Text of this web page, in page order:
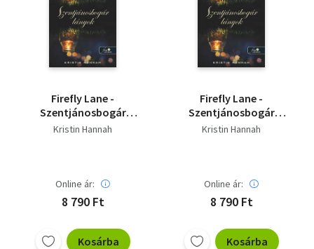
Társadalomtudomány
Természettudomány
Vallás
Firefly Lane -
Szentjánosbogár
lányok
Kristin Hannah
Online ár:
8 790 Ft
Kosárba
Firefly Lane -
Szentjánosbogár
lányok
Kristin Hannah
Online ár:
8 790 Ft
Kosárba